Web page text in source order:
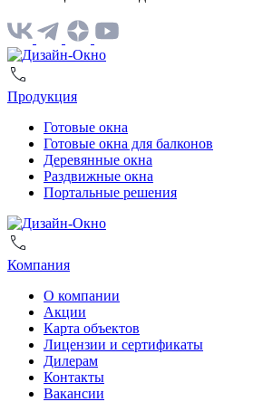
Продукция
Готовые окна
Готовые окна для балконов
Деревянные окна
Раздвижные окна
Портальные решения
Компания
О компании
Акции
Карта объектов
Лицензии и сертификаты
Дилерам
Контакты
Вакансии